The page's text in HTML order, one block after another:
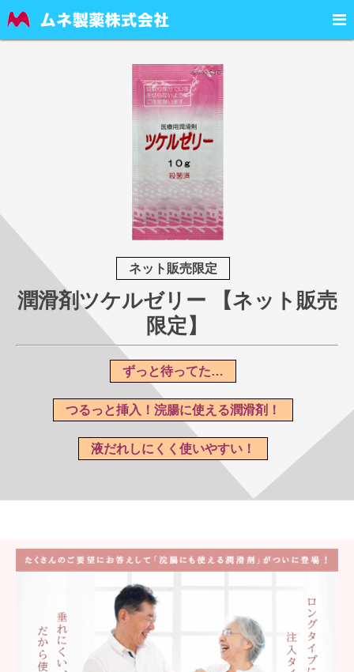

ネット販売限定
潤滑剤ツケルゼリー 【ネット販売
限定】
ずっと待ってた…
つるっと挿入！浣腸に使える潤滑剤！
液だれしにくく使いやすい！